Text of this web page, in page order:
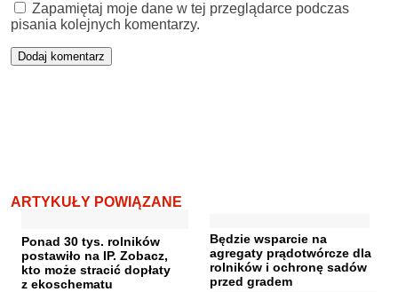
Zapamiętaj moje dane w tej przeglądarce podczas
pisania kolejnych komentarzy.
ARTYKUŁY POWIĄZANE
Ponad 30 tys. rolników
postawiło na IP. Zobacz,
kto może stracić dopłaty
z ekoschematu
Będzie wsparcie na
agregaty prądotwórcze dla
rolników i ochronę sadów
przed gradem